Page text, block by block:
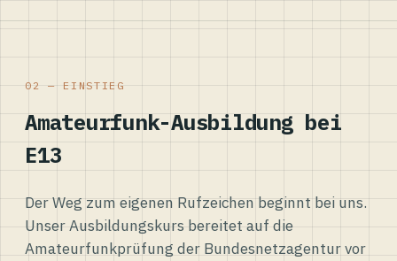
02 — EINSTIEG
Amateurfunk-Ausbildung bei
E13
Der Weg zum eigenen Rufzeichen beginnt bei uns.
Unser Ausbildungskurs bereitet auf die
Amateurfunkprüfung der Bundesnetzagentur vor